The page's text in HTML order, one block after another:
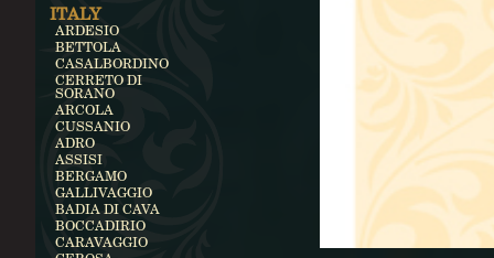
ITALY
ARDESIO
BETTOLA
CASALBORDINO
CERRETO DI
SORANO
ARCOLA
CUSSANIO
ADRO
ASSISI
BERGAMO
GALLIVAGGIO
BADIA DI CAVA
BOCCADIRIO
CARAVAGGIO